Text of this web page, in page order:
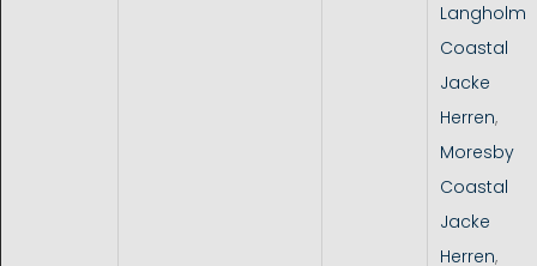
Langholm
Coastal
Jacke
Herren,
Moresby
Coastal
Jacke
Herren,